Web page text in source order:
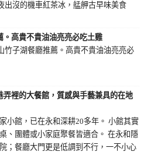
出沒的機車紅茶冰，艋舺古早味美食
。高貴不貴油油亮亮必吃土雞
竹子湖餐廳推薦。高貴不貴油油亮亮必
裡的大餐館，質感與手藝兼具的在地
小館，已在永和深耕20多年。 小館其實
、團體或小家庭聚餐皆適合。 在永和隱
；餐廳大門更是低調到不行，一不小心